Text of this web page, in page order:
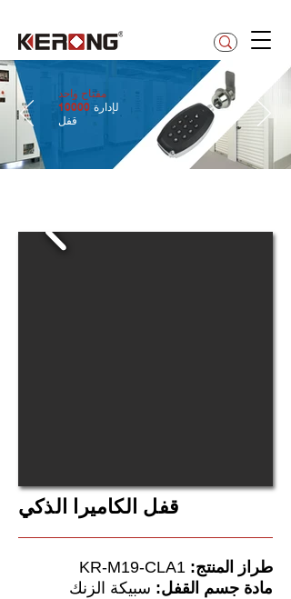
مفتاح واحد
لإدارة 10000
قفل
قفل الكاميرا الذكي
طراز المنتج:
مادة جسم القفل: سبيكة الزنك